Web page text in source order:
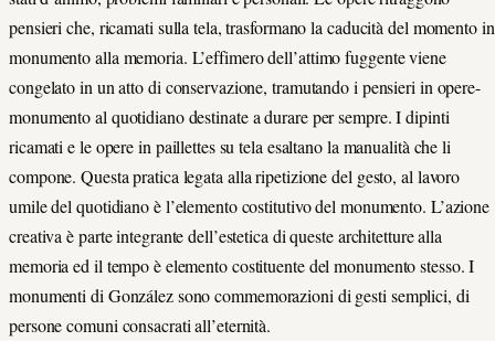
pensieri che, ricamati sulla tela, trasformano la caducità del momento in
monumento alla memoria. L’effimero dell’attimo fuggente viene
congelato in un atto di conservazione, tramutando i pensieri in opere-
monumento al quotidiano destinate a durare per sempre. I dipinti
ricamati e le opere in paillettes su tela esaltano la manualità che li
compone. Questa pratica legata alla ripetizione del gesto, al lavoro
umile del quotidiano è l’elemento costitutivo del monumento. L’azione
creativa è parte integrante dell’estetica di queste architetture alla
memoria ed il tempo è elemento costituente del monumento stesso. I
monumenti di González sono commemorazioni di gesti semplici, di
persone comuni consacrati all’eternità.